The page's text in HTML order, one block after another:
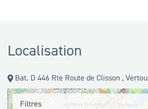
Localisation
Bat. D 446 Rte Route de Clisson , Vertou
Filtres